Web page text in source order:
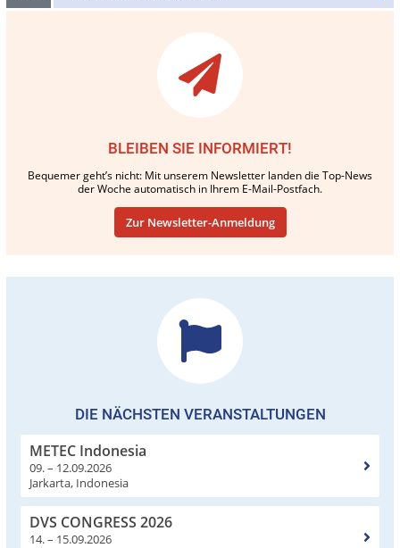
BLEIBEN SIE INFORMIERT!
Bequemer geht’s nicht: Mit unserem Newsletter landen die Top-News
der Woche automatisch in Ihrem E-Mail-Postfach.
Zur Newsletter-Anmeldung
DIE NÄCHSTEN VERANSTALTUNGEN
METEC Indonesia
09. – 12.09.2026
Jarkarta, Indonesia
DVS CONGRESS 2026
14. – 15.09.2026